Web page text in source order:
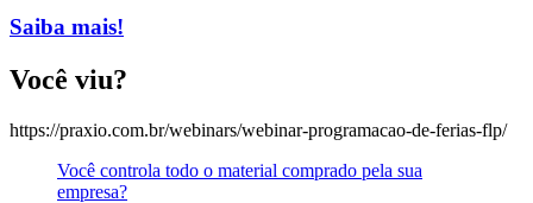
Saiba mais!
Você viu?
https://praxio.com.br/webinars/webinar-programacao-de-ferias-flp/
Você controla todo o material comprado pela sua
empresa?